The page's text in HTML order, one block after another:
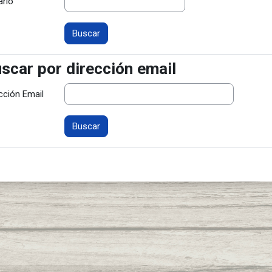
por dirección email
por dirección email
Email